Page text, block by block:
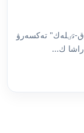
تٸلەك" تەكسەرۋ